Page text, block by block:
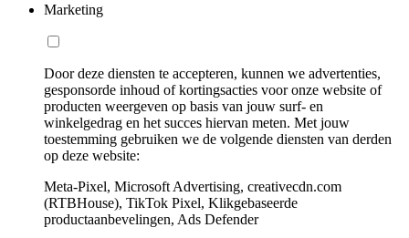
Marketing
Door deze diensten te accepteren, kunnen we advertenties,
gesponsorde inhoud of kortingsacties voor onze website of
producten weergeven op basis van jouw surf- en
winkelgedrag en het succes hiervan meten. Met jouw
toestemming gebruiken we de volgende diensten van derden
op deze website:
Meta-Pixel, Microsoft Advertising, creativecdn.com
(RTBHouse), TikTok Pixel, Klikgebaseerde
productaanbevelingen, Ads Defender